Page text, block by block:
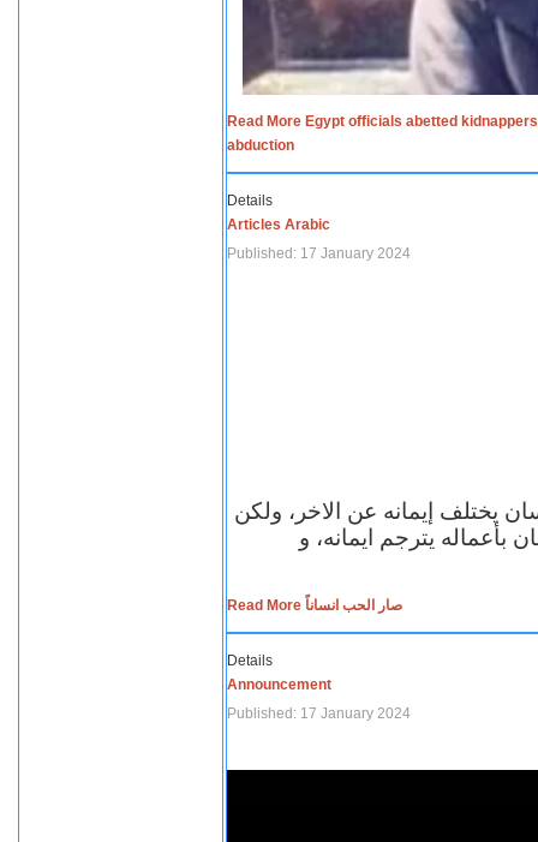
Read More Egypt officials abetted
abduction
Details
Articles Arabic
Published: 17 January 2024
يختلف إيمانه عن الاخر، ولكن
بأعماله يترجم ايمانه، و
Read More صار الحب انساناً
Details
Announcement
Published: 17 January 2024